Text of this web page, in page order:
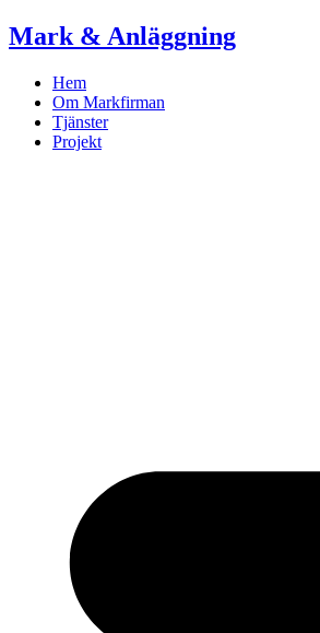
Skip
to
Mark & Anläggning
Hem
Om Markfirman
Tjänster
Projekt